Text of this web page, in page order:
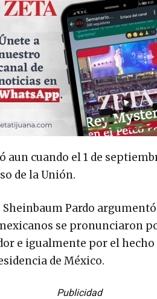
aun cuando el 1 de
de la Unión.
Pardo
se pronunciaron
e igualmente por el
de México.
Publicidad